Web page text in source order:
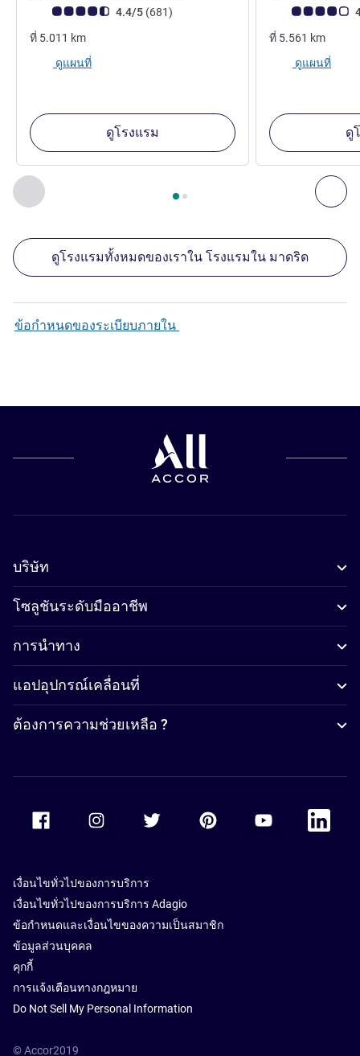
ก่อนหน้า - สถานประกอบการอื่นของเราที่อยู่ใกล้เคียง ถั
หน้า1 , สถานประกอบการอื่นของเราที่อยู่ใกล้เคียง 1 :,
คะแนนความคิดเห็นจากแขก (เรทติ้งบน ALL)
4.4/5 (681รีวิว รายการ
)
ที่ 5.011 km
ดูแผนที่
ดูโรงแรม
คะแนนความคิดเ
ที่ 5.561 km
ดูแผนที่
ดู
ดูโรงแรมทั้งหมดของเราใน โรงแรมใน มาดริด
ข้อกำหนดของระเบียบภายใน
บริษัท
โซลูชันระดับมืออาชีพ
การนำทาง
แอปอุปกรณ์เคลื่อนที่
ต้องการความช่วยเหลือ ?
Accor Facebook Accor TwitterAccor PinterestAccor Youtube
Accor
เงื่อนไขทั่วไปของการบริการ
เงื่อนไขทั่วไปของการบริการ Adagio
ข้อกำหนดและเงื่อนไขของความเป็นสมาชิก
ข้อมูลส่วนบุคคล
คุกกี้
การแจ้งเตือนทางกฎหมาย
Do Not Sell My Personal Information
© Accor2019